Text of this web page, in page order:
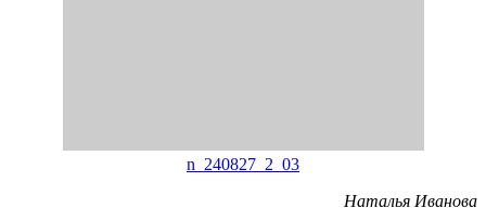
n_240827_2_03
Наталья Иванова